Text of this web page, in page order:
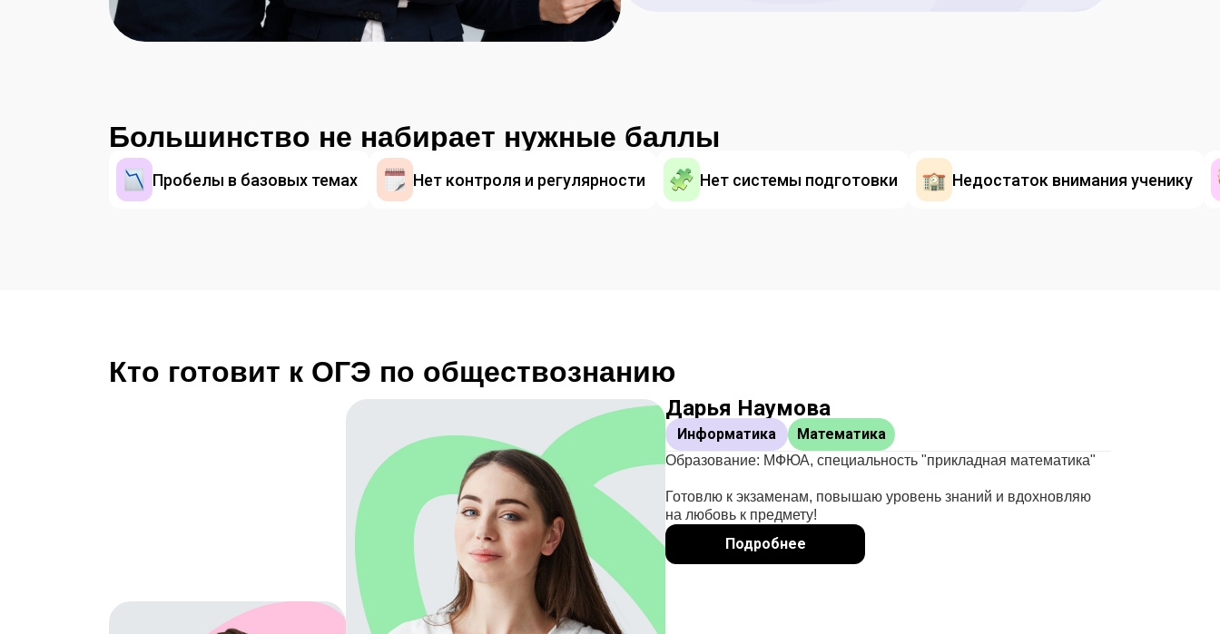
Большинство не набирает нужные баллы
Пробелы в базовых темах Нет контроля и регулярности Нет системы подготовки Недостаток внимания ученику
Кто готовит к OГЭ по обществознанию
Дарья Наумова
Информатика Математика
Образование: МФЮА, специальность "прикладная математика"
Готовлю к экзаменам, повышаю уровень знаний и вдохновляю
на любовь к предмету!
Подробнее